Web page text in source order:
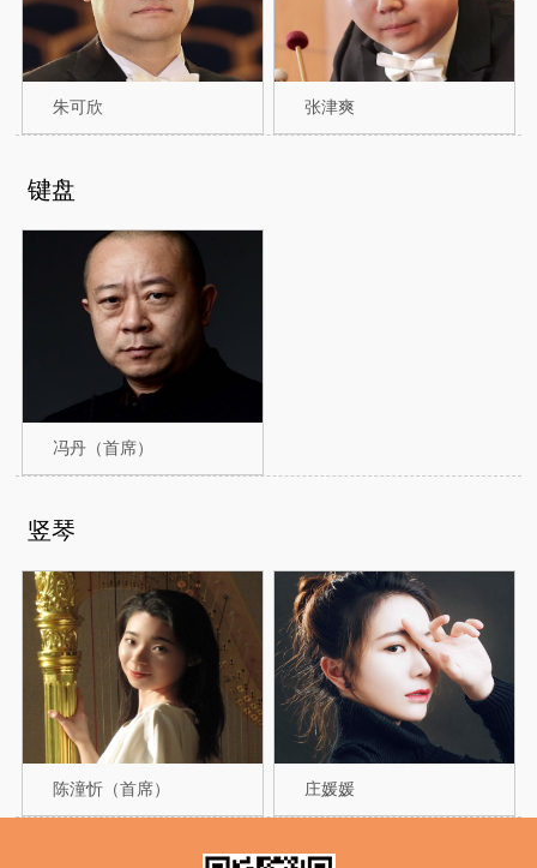
朱可欣 张津爽
键盘
冯丹（首席）
竖琴
陈潼忻（首席） 庄媛媛